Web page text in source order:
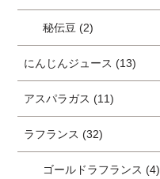
秘伝豆 (2)
にんじんジュース (13)
アスパラガス (11)
ラフランス (32)
ゴールドラフランス (4)